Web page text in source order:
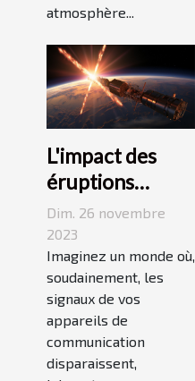
atmosphère...
L'impact des
éruptions
solaires sur les
communications
terrestres
Dim. 26 novembre
2023
Imaginez un monde où,
soudainement, les
signaux de vos
appareils de
communication
disparaissent,